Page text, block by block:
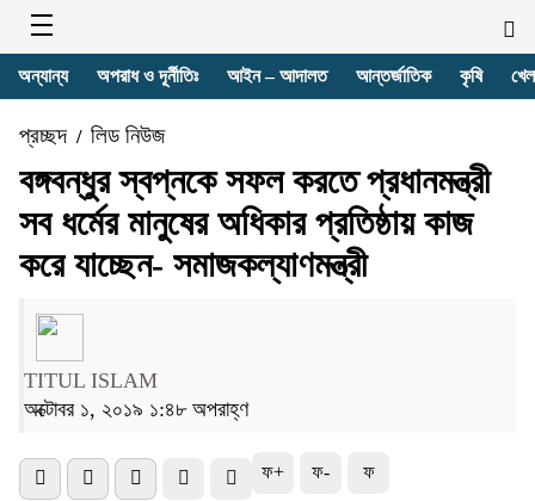
অন্যান্য অপরাধ ও দূর্নীতিঃ আইন – আদালত আন্তর্জাতিক কৃষি
প্রচ্ছদ/ লিড নিউজ
বঙ্গবন্ধুর স্বপ্নকে সফল করতে প্রধানমন্ত্রী
সব ধর্মের মানুষের অধিকার প্রতিষ্ঠায় কাজ
করে যাচ্ছেন- সমাজকল্যাণমন্ত্রী
TITUL ISLAM
অক্টোবর ১, ২০১৯ ১:৪৮ অপরাহ্ণ
ফ+ ফ- ফ